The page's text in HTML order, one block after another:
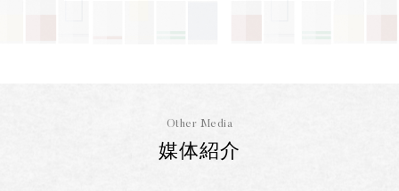
Other Media
媒体紹介